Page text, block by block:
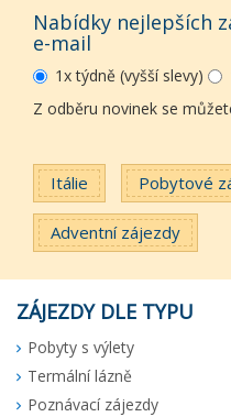
Nabídky nejlepších
e-mail
1x týdně (vyšší slevy)
Z odběru novinek se
Itálie Pobytové
Adventní zájezdy
ZÁJEZDY DLE TYPU
Pobyty s výlety
Termální lázně
Poznávací zájezdy